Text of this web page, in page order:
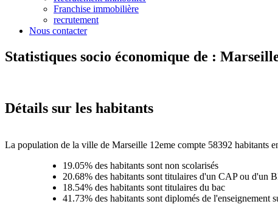
Franchise immobilière
recrutement
Nous contacter
Statistiques socio économique de :
Détails sur les habitants
La population de la ville de Marseille 12eme compte 58392 habitants
19.05% des habitants sont non scolarisés
20.68% des habitants sont titulaires d'un CAP ou d'un
18.54% des habitants sont titulaires du bac
41.73% des habitants sont diplomés de l'enseignement